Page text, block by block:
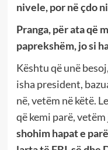
nivele, por në çdo
Pranga, për ata që
paprekshëm, josi
Kështu që unë
isha president,
në, vetëm në këtë.
që kemi parë,
shohim hapat e